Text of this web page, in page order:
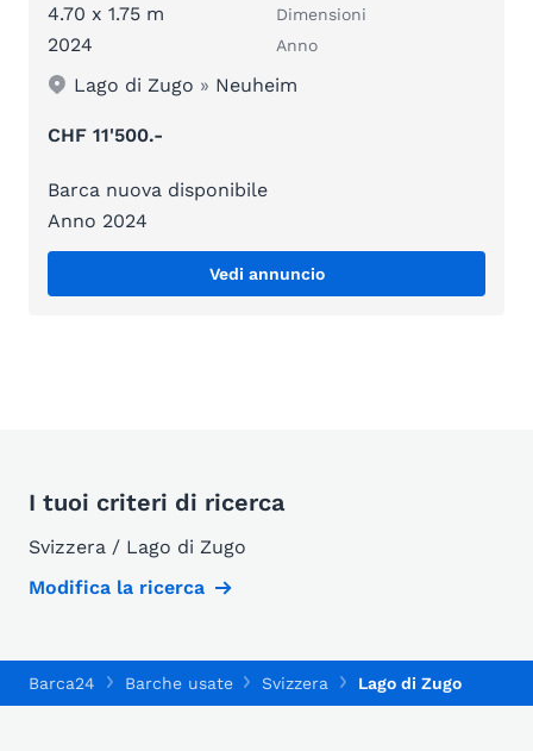
4.70 x 1.75 m
Dimensioni
2024 Anno
Lago di Zugo » Neuheim
CHF 11'500.-
Barca nuova disponibile
Anno 2024
Vedi annuncio
I tuoi criteri di ricerca
Svizzera / Lago di Zugo
Modifica la ricerca
Barca24 Barche usate Svizzera Lago di Zugo